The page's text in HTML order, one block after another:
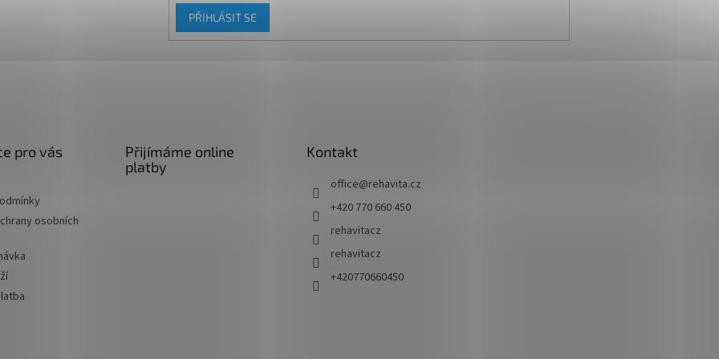
PŘIHLÁSIT SE
pro vás
osobních
Přijímáme online
platby
Kontakt
office@rehavita.cz
+420 770 660 450
rehavitacz
rehavitacz
+420770660450